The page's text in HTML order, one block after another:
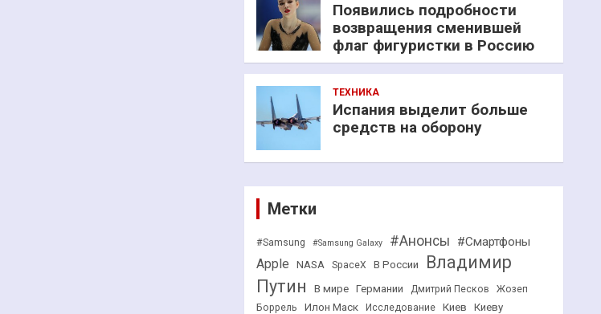
Появились подробности
возвращения сменившей
флаг фигуристки в Россию
ТЕХНИКА
Испания выделит больше
средств на оборону
Метки
#Samsung #Samsung Galaxy #Анонсы #Смартфоны
Apple NASA SpaceX В России
Владимир
Путин
В мире Германии Дмитрий Песков
Жозеп
Боррель
Илон Маск Исследование Киев Киеву